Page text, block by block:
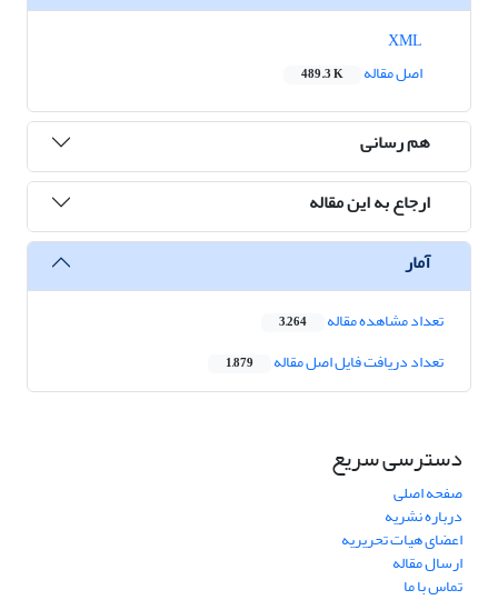
اصل مقاله
489.3 K
هم رسانی
ارجاع به این مقاله
آمار
تعداد مشاهده مقاله 3,264
تعداد دریافت فایل اصل مقاله 1,879
دسترسی سریع
صفحه اصلی
درباره نشریه
اعضای هیات تحریریه
ارسال مقاله
تماس با ما